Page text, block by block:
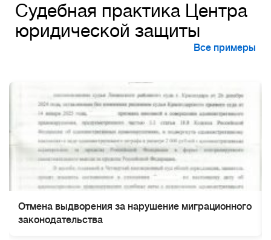
Судебная практика Центра
юридической защиты
Все примеры
Отмена выдворения за нарушение миграционного
законодательства